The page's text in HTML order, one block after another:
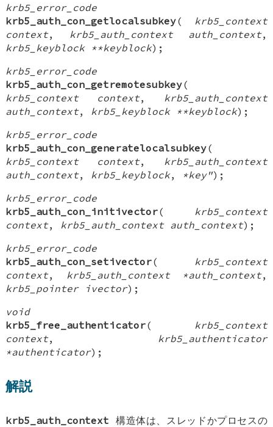
krb5_error_code
krb5_auth_con_getlocalsubkey(
krb5_context
context, krb5_auth_context auth_context,
krb5_keyblock **keyblock);
krb5_error_code
krb5_auth_con_getremotesubkey(
krb5_context context,
krb5_auth_context
auth_context, krb5_keyblock **keyblock);
krb5_error_code
krb5_auth_con_generatelocalsubkey(
krb5_context context,
krb5_auth_context
auth_context, krb5_keyblock, *key");
krb5_error_code
krb5_auth_con_initivector(
krb5_context
context, krb5_auth_context auth_context);
krb5_error_code
krb5_auth_con_setivector(
krb5_context
context, krb5_auth_context *auth_context,
krb5_pointer ivector);
void
krb5_free_authenticator(
krb5_context
context,
krb5_authenticator
*authenticator);
解説
krb5_auth_context 構造体は、スレッドかプロセスの